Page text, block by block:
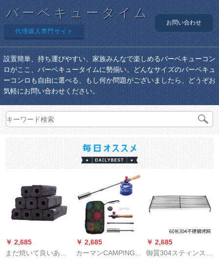
バーベキュータイム
代理購入専門サイト
お問い合わせ
設置簡単、持ち運びやすい、家族みんなで楽しめるバーベキューコン
ロがここ、バーベキュータイムに勢揃い。どんなサイズのバーベキュ
ーコンロも自由に選べる、もし何か問題がございましたら、どうぞお
気軽にお問い合わせください。
￥ 2,685
まだ焼いて良いあぶ
￥ 2,685
カーマンCAMPING
￥ 2,685
御質304スティンスチ